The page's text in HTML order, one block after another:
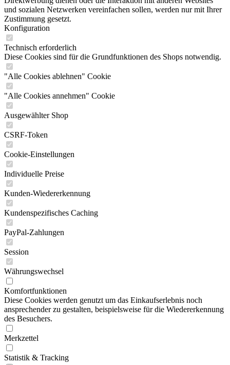
und sozialen Netzwerken vereinfachen sollen, werden nur mit Ihrer
Zustimmung gesetzt.
Konfiguration
Technisch erforderlich
Diese Cookies sind für die Grundfunktionen des Shops notwendig.
"Alle Cookies ablehnen" Cookie
"Alle Cookies annehmen" Cookie
Ausgewählter Shop
CSRF-Token
Cookie-Einstellungen
Individuelle Preise
Kunden-Wiedererkennung
Kundenspezifisches Caching
PayPal-Zahlungen
Session
Währungswechsel
Komfortfunktionen
Diese Cookies werden genutzt um das Einkaufserlebnis noch
ansprechender zu gestalten, beispielsweise für die Wiedererkennung
des Besuchers.
Merkzettel
Statistik & Tracking